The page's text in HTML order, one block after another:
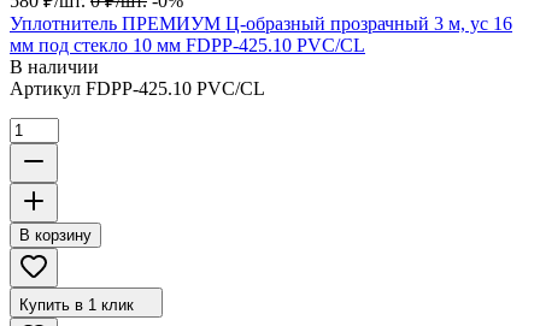
Уплотнитель ПРЕМИУМ Ц-образный прозрачный 3 м, ус 16
мм под стекло 10 мм FDPP-425.10 PVC/CL
В наличии
Артикул FDPP-425.10 PVC/CL
В корзину
Купить в 1 клик